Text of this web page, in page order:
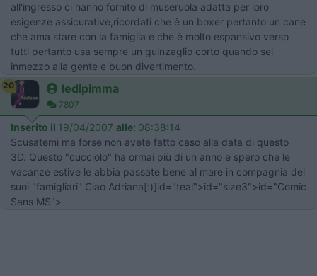
all'ingresso ci hanno fornito di museruola adatta per loro
esigenze assicurative,ricordati che è un boxer pertanto un cane
che ama stare con la famiglia e che è molto espansivo verso
tutti pertanto usa sempre un guinzaglio corto quando sei
inmezzo alla gente e buon divertimento.
20 ledipimma
7807
Inserito il 19/04/2007 alle: 08:38:14
Scusatemi ma forse non avete fatto caso alla data di questo
3D. Questo "cucciolo" ha ormai più di un anno e spero che le
vacanze estive le abbia passate bene al mare in compagnia dei
suoi "famigliari" Ciao Adriana[:)]id="teal">id="size3">id="Comic
Sans MS">